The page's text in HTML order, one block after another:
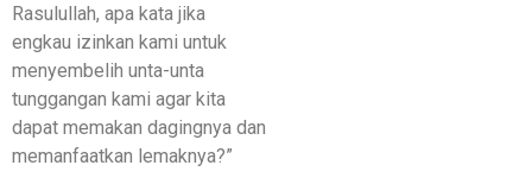
Rasulullah, apa kata jika
engkau izinkan kami untuk
menyembelih unta-unta
tunggangan kami agar kita
dapat memakan dagingnya dan
memanfaatkan lemaknya?”